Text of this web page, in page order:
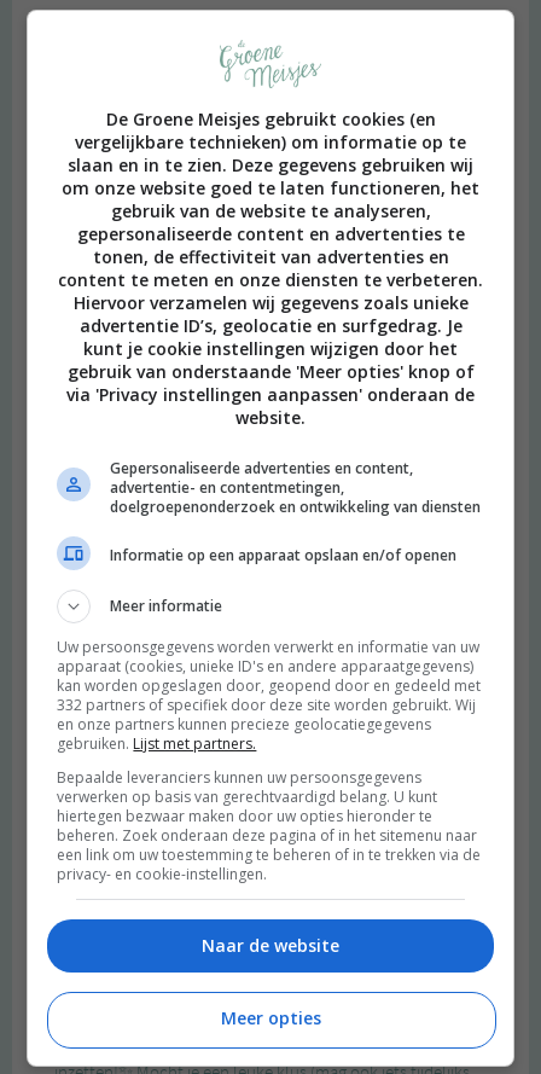
De Groene Meisjes gebruikt cookies (en
vergelijkbare technieken) om informatie op te
slaan en in te zien. Deze gegevens gebruiken wij
om onze website goed te laten functioneren, het
gebruik van de website te analyseren,
gepersonaliseerde content en advertenties te
tonen, de effectiviteit van advertenties en
content te meten en onze diensten te verbeteren.
Hiervoor verzamelen wij gegevens zoals unieke
advertentie ID’s, geolocatie en surfgedrag. Je
kunt je cookie instellingen wijzigen door het
gebruik van onderstaande 'Meer opties' knop of
via 'Privacy instellingen aanpassen' onderaan de
website.
Gepersonaliseerde advertenties en content,
advertentie- en contentmetingen,
doelgroepenonderzoek en ontwikkeling van diensten
Informatie op een apparaat opslaan en/of openen
Meer informatie
Uw persoonsgegevens worden verwerkt en informatie van uw
apparaat (cookies, unieke ID's en andere apparaatgegevens)
kan worden opgeslagen door, geopend door en gedeeld met
332 partners of specifiek door deze site worden gebruikt. Wij
en onze partners kunnen precieze geolocatiegegevens
gebruiken. Lijst met partners.
Bepaalde leveranciers kunnen uw persoonsgegevens
verwerken op basis van gerechtvaardigd belang. U kunt
hiertegen bezwaar maken door uw opties hieronder te
beheren. Zoek onderaan deze pagina of in het sitemenu naar
een link om uw toestemming te beheren of in te trekken via de
privacy- en cookie-instellingen.
Naar de website
Meer opties